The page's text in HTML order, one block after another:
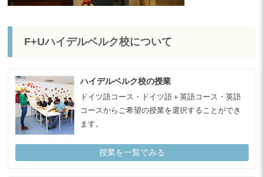
F+Uハイデルベルク校について
ハイデルベルク校の授業
ドイツ語コース・ドイツ語＋英語コース・英語
コースからご希望の授業を選択することができ
ます。
授業を一覧でみる